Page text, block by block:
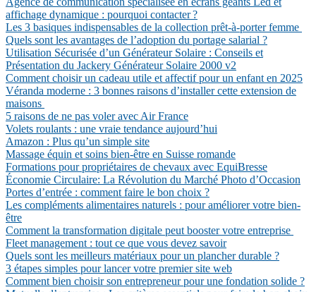
affichage dynamique : pourquoi contacter ?
Les 3 basiques indispensables de la collection prêt-à-porter femme
Quels sont les avantages de l’adoption du portage salarial ?
Utilisation Sécurisée d’un Générateur Solaire : Conseils et
Présentation du Jackery Générateur Solaire 2000 v2
Comment choisir un cadeau utile et affectif pour un enfant en 2025
Véranda moderne : 3 bonnes raisons d’installer cette extension de
maisons
5 raisons de ne pas voler avec Air France
Volets roulants : une vraie tendance aujourd’hui
Amazon : Plus qu’un simple site
Massage équin et soins bien-être en Suisse romande
Formations pour propriétaires de chevaux avec EquiBresse
Économie Circulaire: La Révolution du Marché Photo d’Occasion
Portes d’entrée : comment faire le bon choix ?
Les compléments alimentaires naturels : pour améliorer votre bien-
être
Comment la transformation digitale peut booster votre entreprise
Fleet management : tout ce que vous devez savoir
Quels sont les meilleurs matériaux pour un plancher durable ?
3 étapes simples pour lancer votre premier site web
Comment bien choisir son entrepreneur pour une fondation solide ?